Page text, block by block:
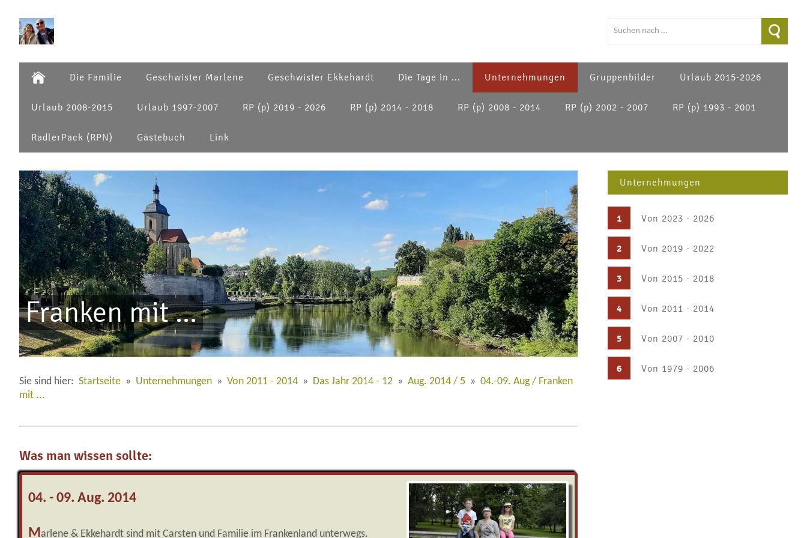
Die Familie Geschwister Marlene Geschwister Ekkehardt Die Tage in ... Unternehmungen Gruppenbilder Urlaub 2015-2026
Urlaub 2008-2015 Urlaub 1997-2007 RP (p) 2019 - 2026 RP (p) 2014 - 2018 RP (p) 2008 - 2014 RP (p) 2002 - 2007 RP (p) 1993 - 2001
RadlerPack (RPN) Gästebuch Link
Unternehmungen
1 Von 2023 - 2026
2 Von 2019 - 2022
3 Von 2015 - 2018
4 Von 2011 - 2014
5 Von 2007 - 2010
6 Von 1979 - 2006
Franken mit ...
Sie sind hier: Startseite » Unternehmungen » Von 2011 - 2014 » Das Jahr 2014 - 12 » Aug. 2014 / 5 » 04.-09. Aug / Franken
mit ...
Was man wissen sollte:
04. - 09. Aug. 2014
Marlene & Ekkehardt sind mit Carsten und Familie im Frankenland unterwegs.